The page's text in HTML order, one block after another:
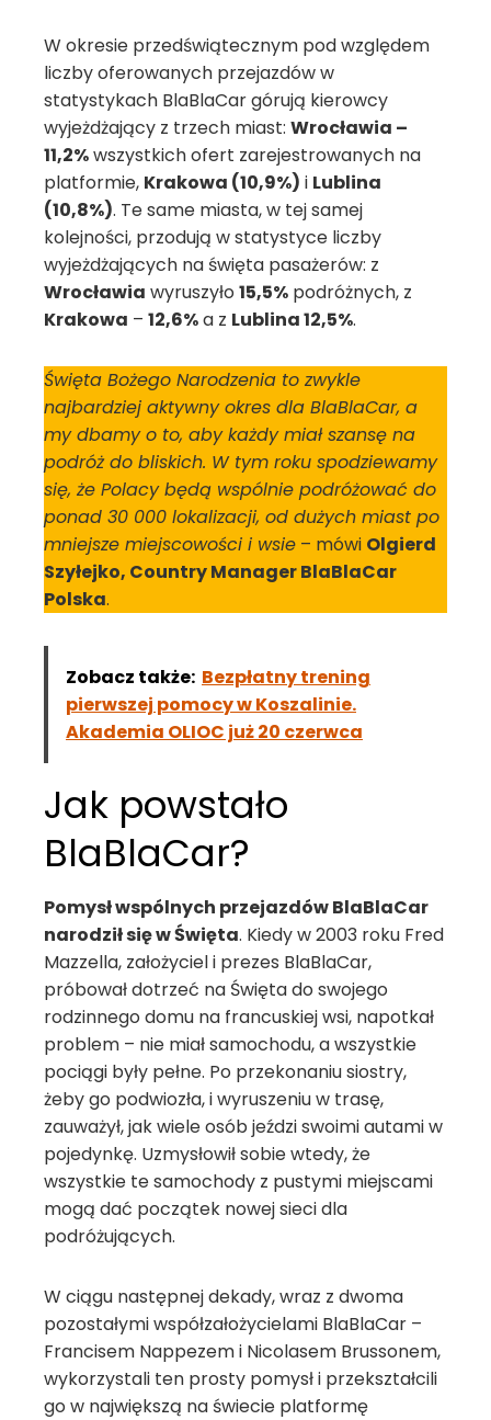
W okresie przedświątecznym pod względem
liczby oferowanych przejazdów w
statystykach BlaBlaCar górują kierowcy
wyjeżdżający z trzech miast: Wrocławia –
11,2%wszystkich ofert zarejestrowanych na
platformie, Krakowa (10,9%) i Lublina
(10,8%). Te same miasta, w tej samej
kolejności, przodują w statystyce liczby
wyjeżdżających na święta pasażerów: z
Wrocławia wyruszyło 15,5% podróżnych, z
Krakowa – 12,6%a z Lublina 12,5%.
Święta Bożego Narodzenia to zwykle
najbardziej aktywny okres dla BlaBlaCar, a
my dbamy o to, aby każdy miał szansę na
podróż do bliskich. W tym roku spodziewamy
się, że Polacy będą wspólnie podróżować do
ponad 30 000 lokalizacji, od dużych miast po
mniejsze miejscowości i wsie – mówi Olgierd
Szyłejko, Country Manager BlaBlaCar
Polska.
Zobacz także: Bezpłatny trening
pierwszej pomocy w Koszalinie.
Akademia OLIOC już 20 czerwca
Jak powstało
BlaBlaCar?
Pomysł wspólnych przejazdów BlaBlaCar
narodził się w Święta. Kiedy w 2003 roku Fred
Mazzella, założyciel i prezes BlaBlaCar,
próbował dotrzeć na Święta do swojego
rodzinnego domu na francuskiej wsi, napotkał
problem – nie miał samochodu, a wszystkie
pociągi były pełne. Po przekonaniu siostry,
żeby go podwiozła, i wyruszeniu w trasę,
zauważył, jak wiele osób jeździ swoimi autami w
pojedynkę. Uzmysłowił sobie wtedy, że
wszystkie te samochody z pustymi miejscami
mogą dać początek nowej sieci dla
podróżujących.
W ciągu następnej dekady, wraz z dwoma
pozostałymi współzałożycielami BlaBlaCar –
Francisem Nappezem i Nicolasem Brussonem,
wykorzystali ten prosty pomysł i przekształcili
go w największą na świecie platformę